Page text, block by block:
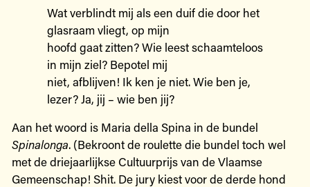
Wat verblindt mij als een duif die door het
glasraam vliegt, op mijn
hoofd gaat zitten? Wie leest schaamteloos
in mijn ziel? Bepotel mij
niet, afblijven! Ik ken je niet. Wie ben je,
lezer? Ja, jij – wie ben jij?
Aan het woord is Maria della Spina in de bundel
Spinalonga. (Bekroont de roulette die bundel toch wel
met de driejaarlijkse Cultuurprijs van de Vlaamse
Gemeenschap! Shit. De jury kiest voor de derde hond